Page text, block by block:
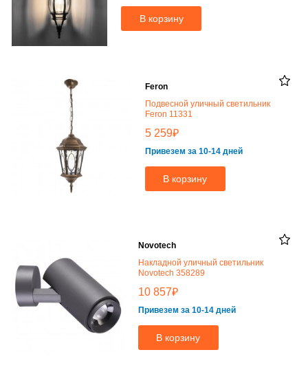
В корзину
Feron
Подвесной уличный светильник
Feron 11331
5 259₽
Привезем за 10-14 дней
В корзину
Novotech
Накладной уличный светильник
Novotech 358289
10 857₽
Привезем за 10-14 дней
В корзину